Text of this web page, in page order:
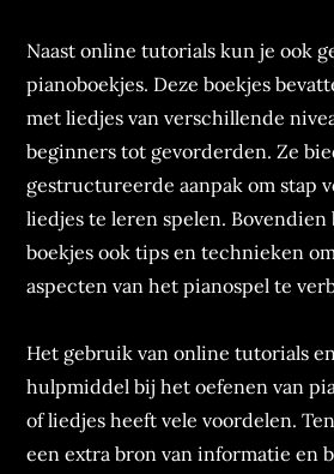
Naast online tutorials kun je ook
pianoboekjes. Deze boekjes
met liedjes van verschillende
beginners tot gevorderden. Ze
gestructureerde aanpak om stap
liedjes te leren spelen. Bovendien
boekjes ook tips en technieken
aspecten van het pianospel te
Het gebruik van online tutorials
hulpmiddel bij het oefenen van
of liedjes heeft vele voordelen.
een extra bron van informatie en